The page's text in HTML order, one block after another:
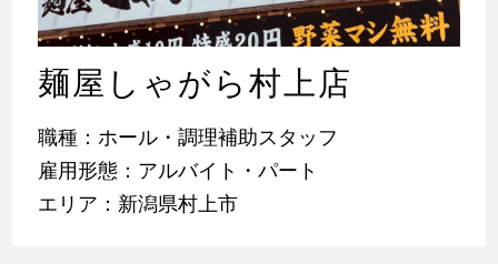
麺屋しゃがら村上店
職種：ホール・調理補助スタッフ
雇用形態：アルバイト・パート
エリア：新潟県村上市